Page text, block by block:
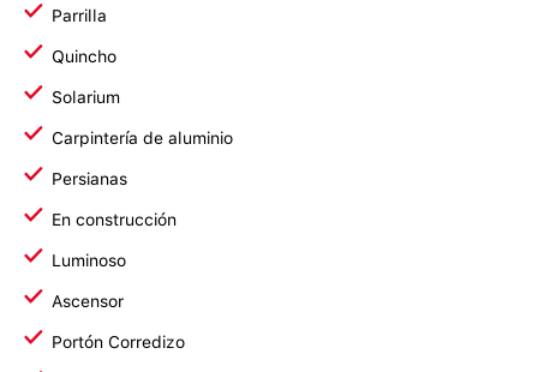
Parrilla
Quincho
Solarium
Carpintería de aluminio
Persianas
En construcción
Luminoso
Ascensor
Portón Corredizo